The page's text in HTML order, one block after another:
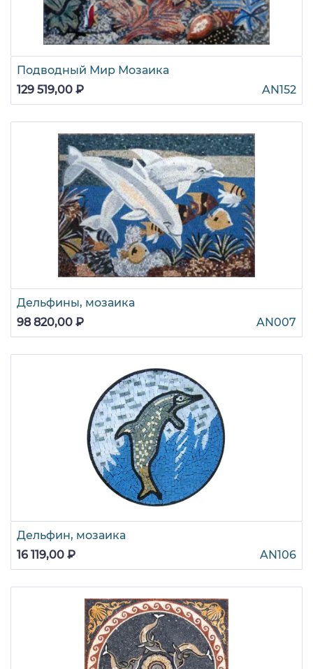
Подводный Мир Мозаика
129 519,00 ₽
AN152
Дельфины, мозаика
98 820,00 ₽
AN007
Дельфин, мозаика
16 119,00 ₽
AN106